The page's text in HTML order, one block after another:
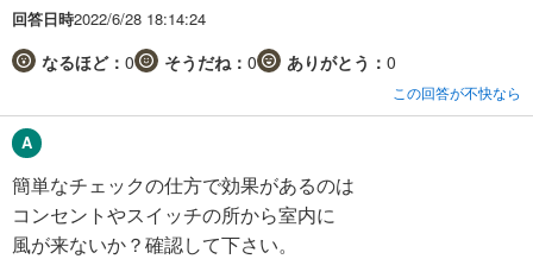
回答日時2022/6/28 18:14:24
なるほど： 0 そうだね： 0 ありがとう： 0
この回答が不快なら
簡単なチェックの仕方で効果があるのは
コンセントやスイッチの所から室内に
風が来ないか？確認して下さい。